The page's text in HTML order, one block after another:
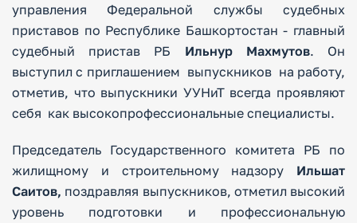
управления Федеральной службы судебных
приставов по Республике Башкортостан - главный
судебный пристав РБ Ильнур Махмутов. Он
выступил с приглашением выпускников на работу,
отметив, что выпускники УУНиТ всегда проявляют
себя как высокопрофессиональные специалисты.
Председатель Государственного комитета РБ по
жилищному и строительному надзору Ильшат
Саитов, поздравляя выпускников, отметил высокий
уровень подготовки и профессиональную